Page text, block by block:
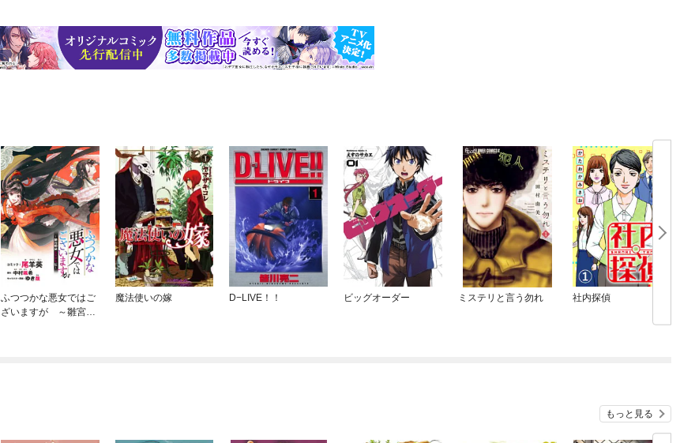
ふつつかな悪女ではご
ざいますが ～雛宮蝶
魔法使いの嫁 D−LIVE！！ ビッグオーダー ミステリと言う勿れ 社内探偵
もっと見る